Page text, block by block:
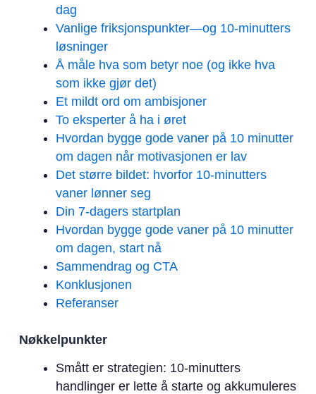
dag
Vanlige friksjonspunkter—og 10-minutters
løsninger
Å måle hva som betyr noe (og ikke hva
som ikke gjør det)
Et mildt ord om ambisjoner
To eksperter å ha i øret
Hvordan bygge gode vaner på 10 minutter
om dagen når motivasjonen er lav
Det større bildet: hvorfor 10-minutters
vaner lønner seg
Din 7-dagers startplan
Hvordan bygge gode vaner på 10 minutter
om dagen, start nå
Sammendrag og CTA
Konklusjonen
Referanser
Nøkkelpunkter
Smått er strategien: 10-minutters
handlinger er lette å starte og akkumuleres